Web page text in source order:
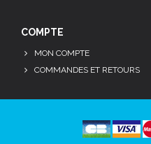
COMPTE
MON COMPTE
COMMANDES ET RETOURS